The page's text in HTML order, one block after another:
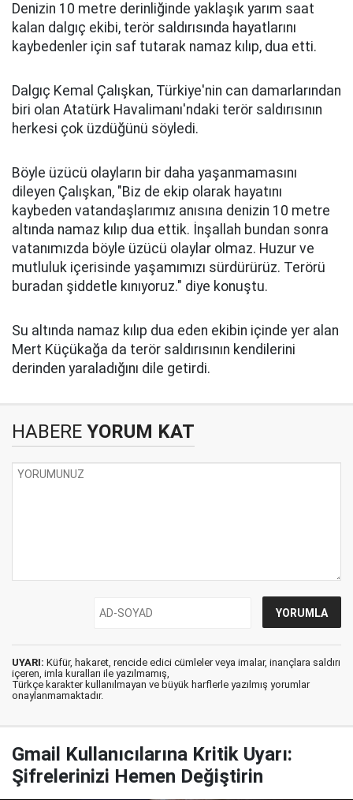
Denizin 10 metre derinliğinde yaklaşık yarım saat
kalan dalgıç ekibi, terör saldırısında hayatlarını
kaybedenler için saf tutarak namaz kılıp, dua etti.
Dalgıç Kemal Çalışkan, Türkiye'nin can damarlarından
biri olan Atatürk Havalimanı'ndaki terör saldırısının
herkesi çok üzdüğünü söyledi.
Böyle üzücü olayların bir daha yaşanmamasını
dileyen Çalışkan, "Biz de ekip olarak hayatını
kaybeden vatandaşlarımız anısına denizin 10 metre
altında namaz kılıp dua ettik. İnşallah bundan sonra
vatanımızda böyle üzücü olaylar olmaz. Huzur ve
mutluluk içerisinde yaşamımızı sürdürürüz. Terörü
buradan şiddetle kınıyoruz." diye konuştu.
Su altında namaz kılıp dua eden ekibin içinde yer alan
Mert Küçükağa da terör saldırısının kendilerini
derinden yaraladığını dile getirdi.
HABERE YORUM KAT
UYARI: Küfür, hakaret, rencide edici cümleler veya imalar, inançlara saldırı
içeren, imla kuralları ile yazılmamış,
Türkçe karakter kullanılmayan ve büyük harflerle yazılmış yorumlar
onaylanmamaktadır.
Gmail Kullanıcılarına Kritik Uyarı:
Şifrelerinizi Hemen Değiştirin